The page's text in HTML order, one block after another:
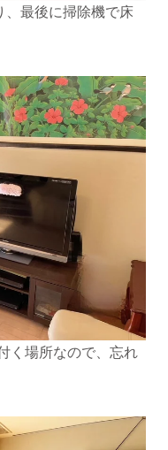
、最後に掃除機で床
く場所なので、忘れ